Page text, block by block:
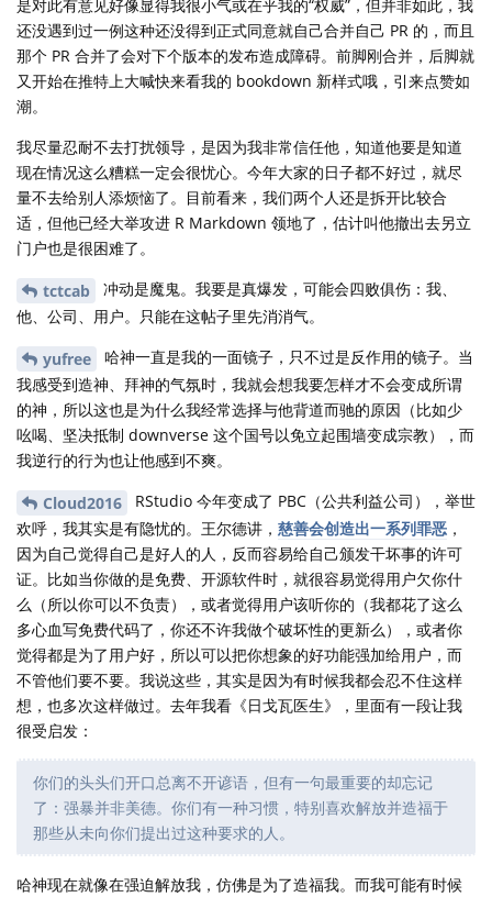
是对此有意见好像显得我很小气或在乎我的“权威”，但并非如此，我
还没遇到过一例这种还没得到正式同意就自己合并自己 PR 的，而且
那个 PR 合并了会对下个版本的发布造成障碍。前脚刚合并，后脚就
又开始在推特上大喊快来看我的 bookdown 新样式哦，引来点赞如
潮。
我尽量忍耐不去打扰领导，是因为我非常信任他，知道他要是知道
现在情况这么糟糕一定会很忧心。今年大家的日子都不好过，就尽
量不去给别人添烦恼了。目前看来，我们两个人还是拆开比较合
适，但他已经大举攻进 R Markdown 领地了，估计叫他撤出去另立
门户也是很困难了。
tctcab
冲动是魔鬼。我要是真爆发，可能会四败俱伤：我、
他、公司、用户。只能在这帖子里先消消气。
yufree
哈神一直是我的一面镜子，只不过是反作用的镜子。当
我感受到造神、拜神的气氛时，我就会想我要怎样才不会变成所谓
的神，所以这也是为什么我经常选择与他背道而驰的原因（比如少
吆喝、坚决抵制 downverse 这个国号以免立起围墙变成宗教），而
我逆行的行为也让他感到不爽。
Cloud2016
RStudio 今年变成了 PBC（公共利益公司），举世
欢呼，我其实是有隐忧的。王尔德讲， 慈善会创造出一系列罪恶 ，
因为自己觉得自己是好人的人，反而容易给自己颁发干坏事的许可
证。比如当你做的是免费、开源软件时，就很容易觉得用户欠你什
么（所以你可以不负责），或者觉得用户该听你的（我都花了这么
多心血写免费代码了，你还不许我做个破坏性的更新么），或者你
觉得都是为了用户好，所以可以把你想象的好功能强加给用户，而
不管他们要不要。我说这些，其实是因为有时候我都会忍不住这样
想，也多次这样做过。去年我看《日戈瓦医生》，里面有一段让我
很受启发：
你们的头头们开口总离不开谚语，但有一句最重要的却忘记
了：强暴并非美德。你们有一种习惯，特别喜欢解放并造福于
那些从未向你们提出过这种要求的人。
哈神现在就像在强迫解放我，仿佛是为了造福我。而我可能有时候